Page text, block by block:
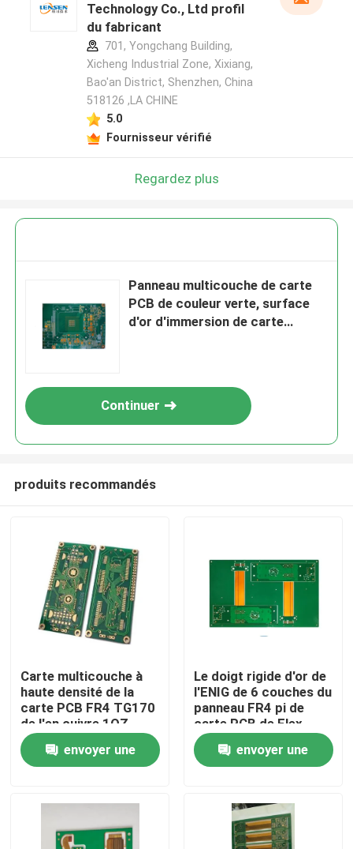
À la maison
Vidéos
Technology Co., Ltd profil
du fabricant
701, Yongchang Building,
Xicheng Industrial Zone, Xixiang,
Bao'an District, Shenzhen, China
518126 ,LA CHINE
5.0
Fournisseur vérifié
Regardez plus
Panneau multicouche de carte
PCB de couleur verte, surface
d'or d'immersion de carte
Continuer
produits recommandés
Carte multicouche à
haute densité de la
carte PCB FR4 TG170
de l'en cuivre 1OZ
envoyer une
Le doigt rigide d'or de
l'ENIG de 6 couches du
panneau FR4 pi de
carte PCB de Flex
Multilayer a fini
envoyer une